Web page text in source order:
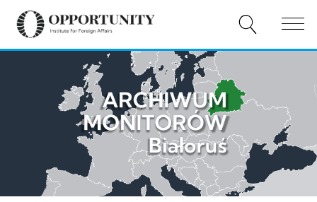
PUBLIKACJE
WYDARZENIA
WSPÓŁPRACA